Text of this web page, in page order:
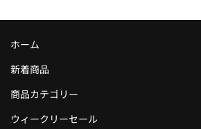
ホーム
新着商品
商品カテゴリー
ウィークリーセール